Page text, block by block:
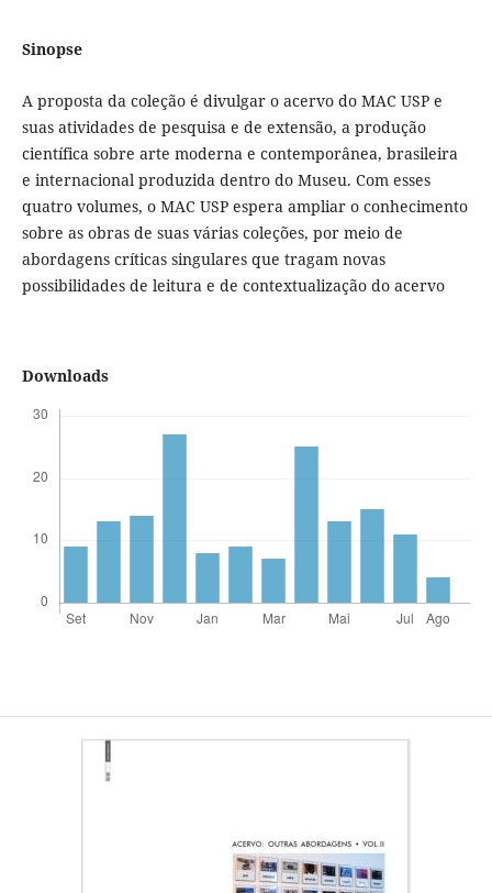
Sinopse
A proposta da coleção é divulgar o acervo do MAC USP e
suas atividades de pesquisa e de extensão, a produção
científica sobre arte moderna e contemporânea, brasileira
e internacional produzida dentro do Museu. Com esses
quatro volumes, o MAC USP espera ampliar o conhecimento
sobre as obras de suas várias coleções, por meio de
abordagens críticas singulares que tragam novas
possibilidades de leitura e de contextualização do acervo
Downloads